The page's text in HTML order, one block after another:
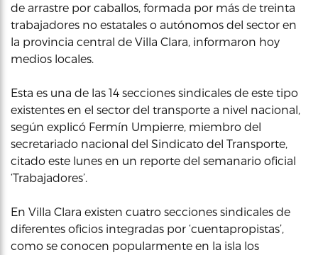
de arrastre por caballos, formada por más de treinta
trabajadores no estatales o autónomos del sector en
la provincia central de Villa Clara, informaron hoy
medios locales.
Esta es una de las 14 secciones sindicales de este tipo
existentes en el sector del transporte a nivel nacional,
según explicó Fermín Umpierre, miembro del
secretariado nacional del Sindicato del Transporte,
citado este lunes en un reporte del semanario oficial
‘Trabajadores’.
En Villa Clara existen cuatro secciones sindicales de
diferentes oficios integradas por ‘cuentapropistas’,
como se conocen popularmente en la isla los